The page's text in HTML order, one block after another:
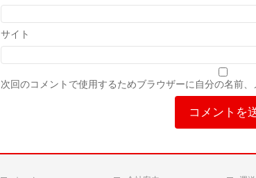
サイト
次回のコメントで使用するためブラウザーに自分の名前、